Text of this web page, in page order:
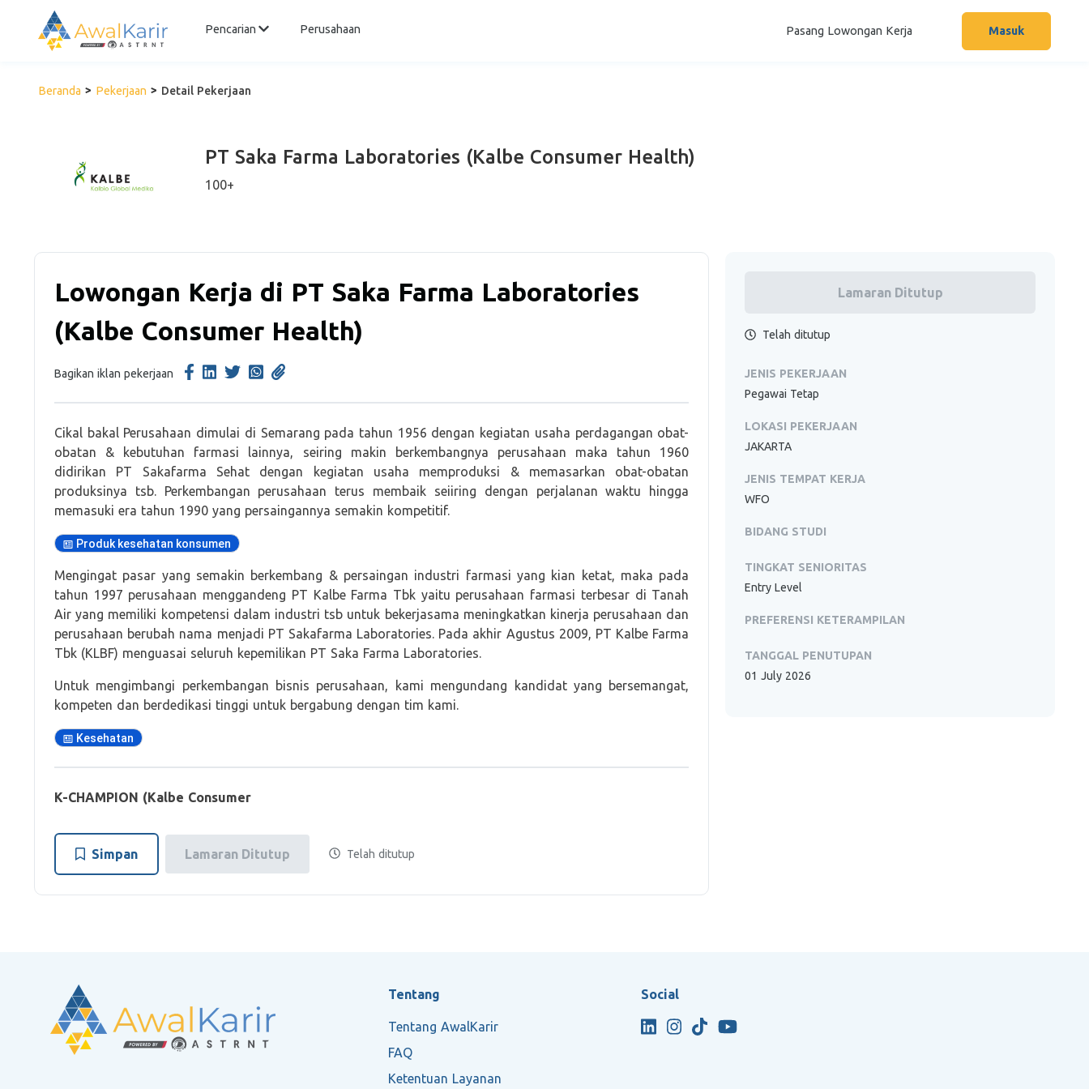
Pencarian Perusahaan Pasang Lowongan Kerja Masuk
Beranda Pekerjaan Detail Pekerjaan
PT Saka Farma Laboratories (Kalbe Consumer Health)
100+
Lowongan Kerja di PT Saka Farma Laboratories
(Kalbe Consumer Health)
Bagikan iklan pekerjaan
Cikal bakal Perusahaan dimulai di Semarang pada tahun 1956 dengan kegiatan usaha perdagangan obat-
obatan & kebutuhan farmasi lainnya, seiring makin berkembangnya perusahaan maka tahun 1960
didirikan PT Sakafarma Sehat dengan kegiatan usaha memproduksi & memasarkan obat-obatan
produksinya tsb. Perkembangan perusahaan terus membaik seiiring dengan perjalanan waktu hingga
memasuki era tahun 1990 yang persaingannya semakin kompetitif.
Produk kesehatan konsumen
Mengingat pasar yang semakin berkembang & persaingan industri farmasi yang kian ketat, maka pada
tahun 1997 perusahaan menggandeng PT Kalbe Farma Tbk yaitu perusahaan farmasi terbesar di Tanah
Air yang memiliki kompetensi dalam industri tsb untuk bekerjasama meningkatkan kinerja perusahaan dan
perusahaan berubah nama menjadi PT Sakafarma Laboratories. Pada akhir Agustus 2009, PT Kalbe Farma
Tbk (KLBF) menguasai seluruh kepemilikan PT Saka Farma Laboratories.
Untuk mengimbangi perkembangan bisnis perusahaan, kami mengundang kandidat yang bersemangat,
kompeten dan berdedikasi tinggi untuk bergabung dengan tim kami.
Kesehatan
K-CHAMPION (Kalbe Consumer
Simpan Lamaran Ditutup Telah ditutup
Lamaran Ditutup
Telah ditutup
JENIS PEKERJAAN
Pegawai Tetap
LOKASI PEKERJAAN
JAKARTA
JENIS TEMPAT KERJA
WFO
BIDANG STUDI
TINGKAT SENIORITAS
Entry Level
PREFERENSI KETERAMPILAN
TANGGAL PENUTUPAN
01 July 2026
Tentang
Tentang AwalKarir
FAQ
Ketentuan Layanan
Social